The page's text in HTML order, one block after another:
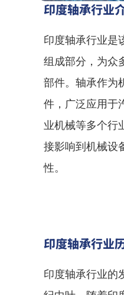
印度轴承行业
印度轴承行业是
组成部分，为众
部件。轴承作为
件，广泛应用于
业机械等多个行
接影响到机械设
性。
印度轴承行业
印度轴承行业的